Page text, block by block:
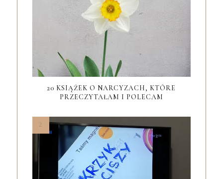
20 KSIĄŻEK O NARCYZACH, KTÓRE
PRZECZYTAŁAM I POLECAM